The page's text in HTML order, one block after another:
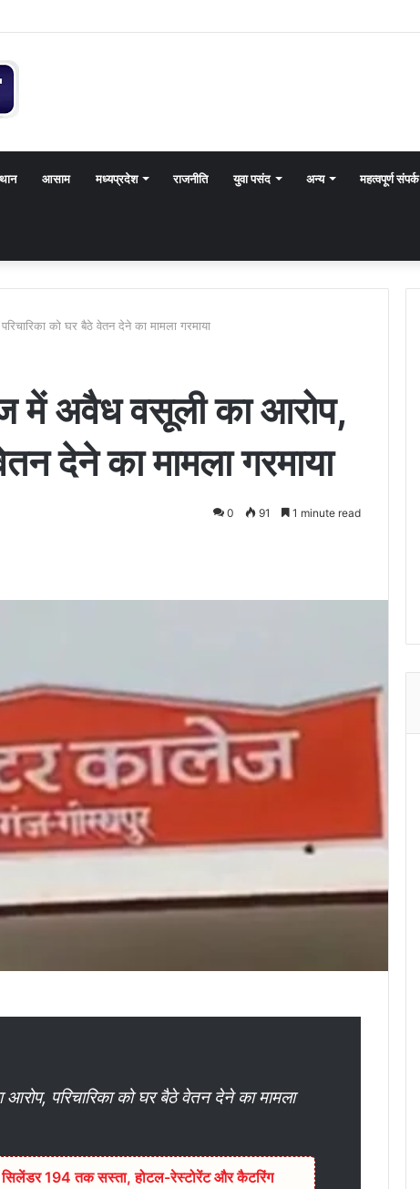
आसाम मध्यप्रदेश राजनीति युवा पसंद अन्य महत्वपूर्ण संपर्क
को घर बैठे वेतन देने का मामला गरमाया
में अवैध वसूली का आरोप,
देने का मामला गरमाया
0 91 1 minute read
परिचारिका को घर बैठे वेतन देने का मामला
सिलेंडर 194 तक सस्ता, होटल-रेस्टोरेंट और कैटरिंग